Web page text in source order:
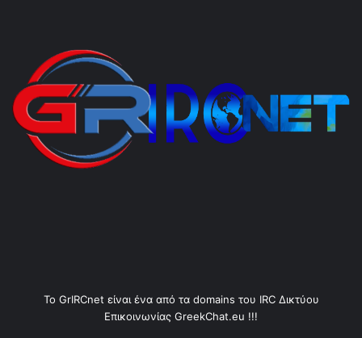
Το GrIRCnet είναι ένα από τα domains του IRC Δικτύου
Επικοινωνίας GreekChat.eu !!!